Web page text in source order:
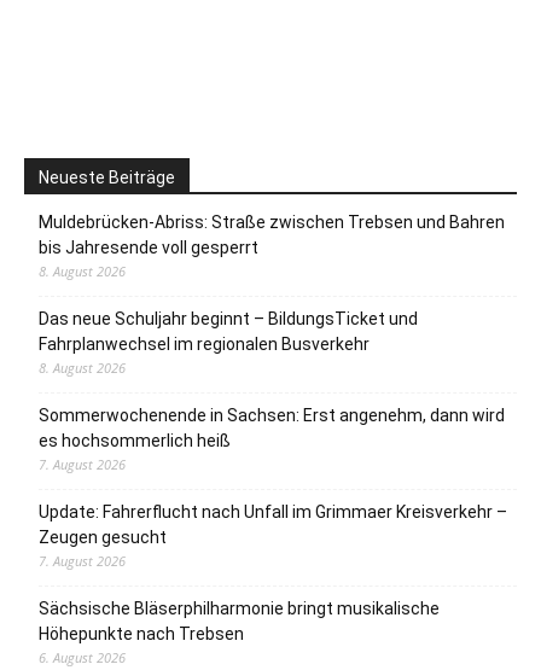
Neueste Beiträge
Muldebrücken-Abriss: Straße zwischen Trebsen und Bahren
bis Jahresende voll gesperrt
8. August 2026
Das neue Schuljahr beginnt – BildungsTicket und
Fahrplanwechsel im regionalen Busverkehr
8. August 2026
Sommerwochenende in Sachsen: Erst angenehm, dann wird
es hochsommerlich heiß
7. August 2026
Update: Fahrerflucht nach Unfall im Grimmaer Kreisverkehr –
Zeugen gesucht
7. August 2026
Sächsische Bläserphilharmonie bringt musikalische
Höhepunkte nach Trebsen
6. August 2026